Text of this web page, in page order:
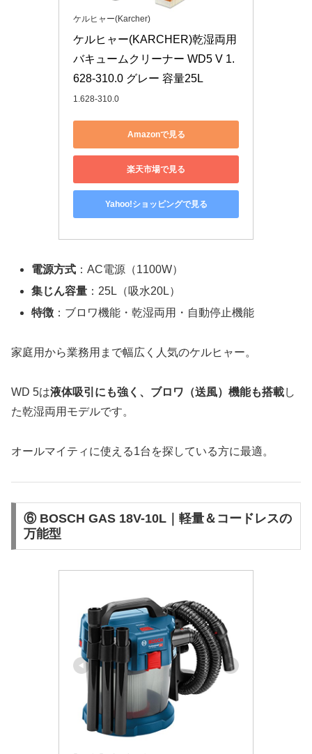
ケルヒャー(Karcher)
ケルヒャー(KARCHER)乾湿両用
バキュームクリーナー WD5 V 1.
628-310.0 グレー 容量25L
1.628-310.0
Amazonで見る
楽天市場で見る
Yahoo!ショッピングで見る
電源方式 ：AC電源（1100W）
集じん容量 ：25L（吸水20L）
特徴 ：ブロワ機能・乾湿両用・自動停止機能
家庭用から業務用まで幅広く人気のケルヒャー。
WD 5は液体吸引にも強く、ブロワ（送風）機能も搭載し
た乾湿両用モデルです。
オールマイティに使える1台を探している方に最適。
⑥ BOSCH GAS 18V-10L｜軽量＆コードレスの
万能型